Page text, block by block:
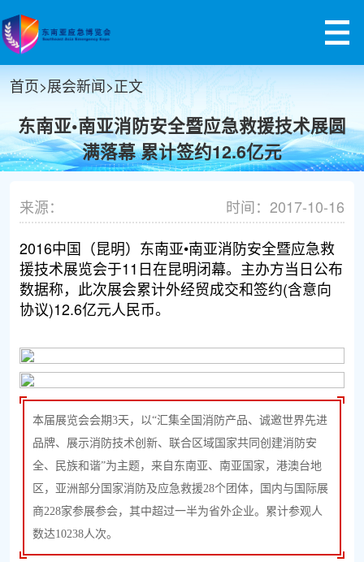
首页>展会新闻>正文
东南亚•南亚消防安全暨应急救援技术展圆
满落幕 累计签约12.6亿元
来源：
时间：2017-10-16
2016中国（昆明）东南亚•南亚消防安全暨应急救
援技术展览会于11日在昆明闭幕。主办方当日公布
数据称，此次展会累计外经贸成交和签约(含意向
协议)12.6亿元人民币。
本届展览会会期3天，以“汇集全国消防产品、诚邀世界先进
品牌、展示消防技术创新、联合区域国家共同创建消防安
全、民族和谐”为主题，来自东南亚、南亚国家，港澳台地
区，亚洲部分国家消防及应急救援28个团体，国内与国际展
商228家参展参会，其中超过一半为省外企业。累计参观人
数达10238人次。